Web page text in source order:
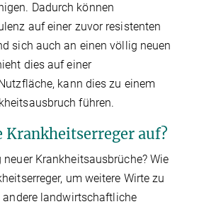
Dadurch können
auf einer zuvor resistenten
sich auch an einen völlig neuen
dies auf einer
kann dies zu einem
führen.
Krankheitserreger auf?
Krankheitsausbrüche? Wie
um weitere Wirte zu
landwirtschaftliche